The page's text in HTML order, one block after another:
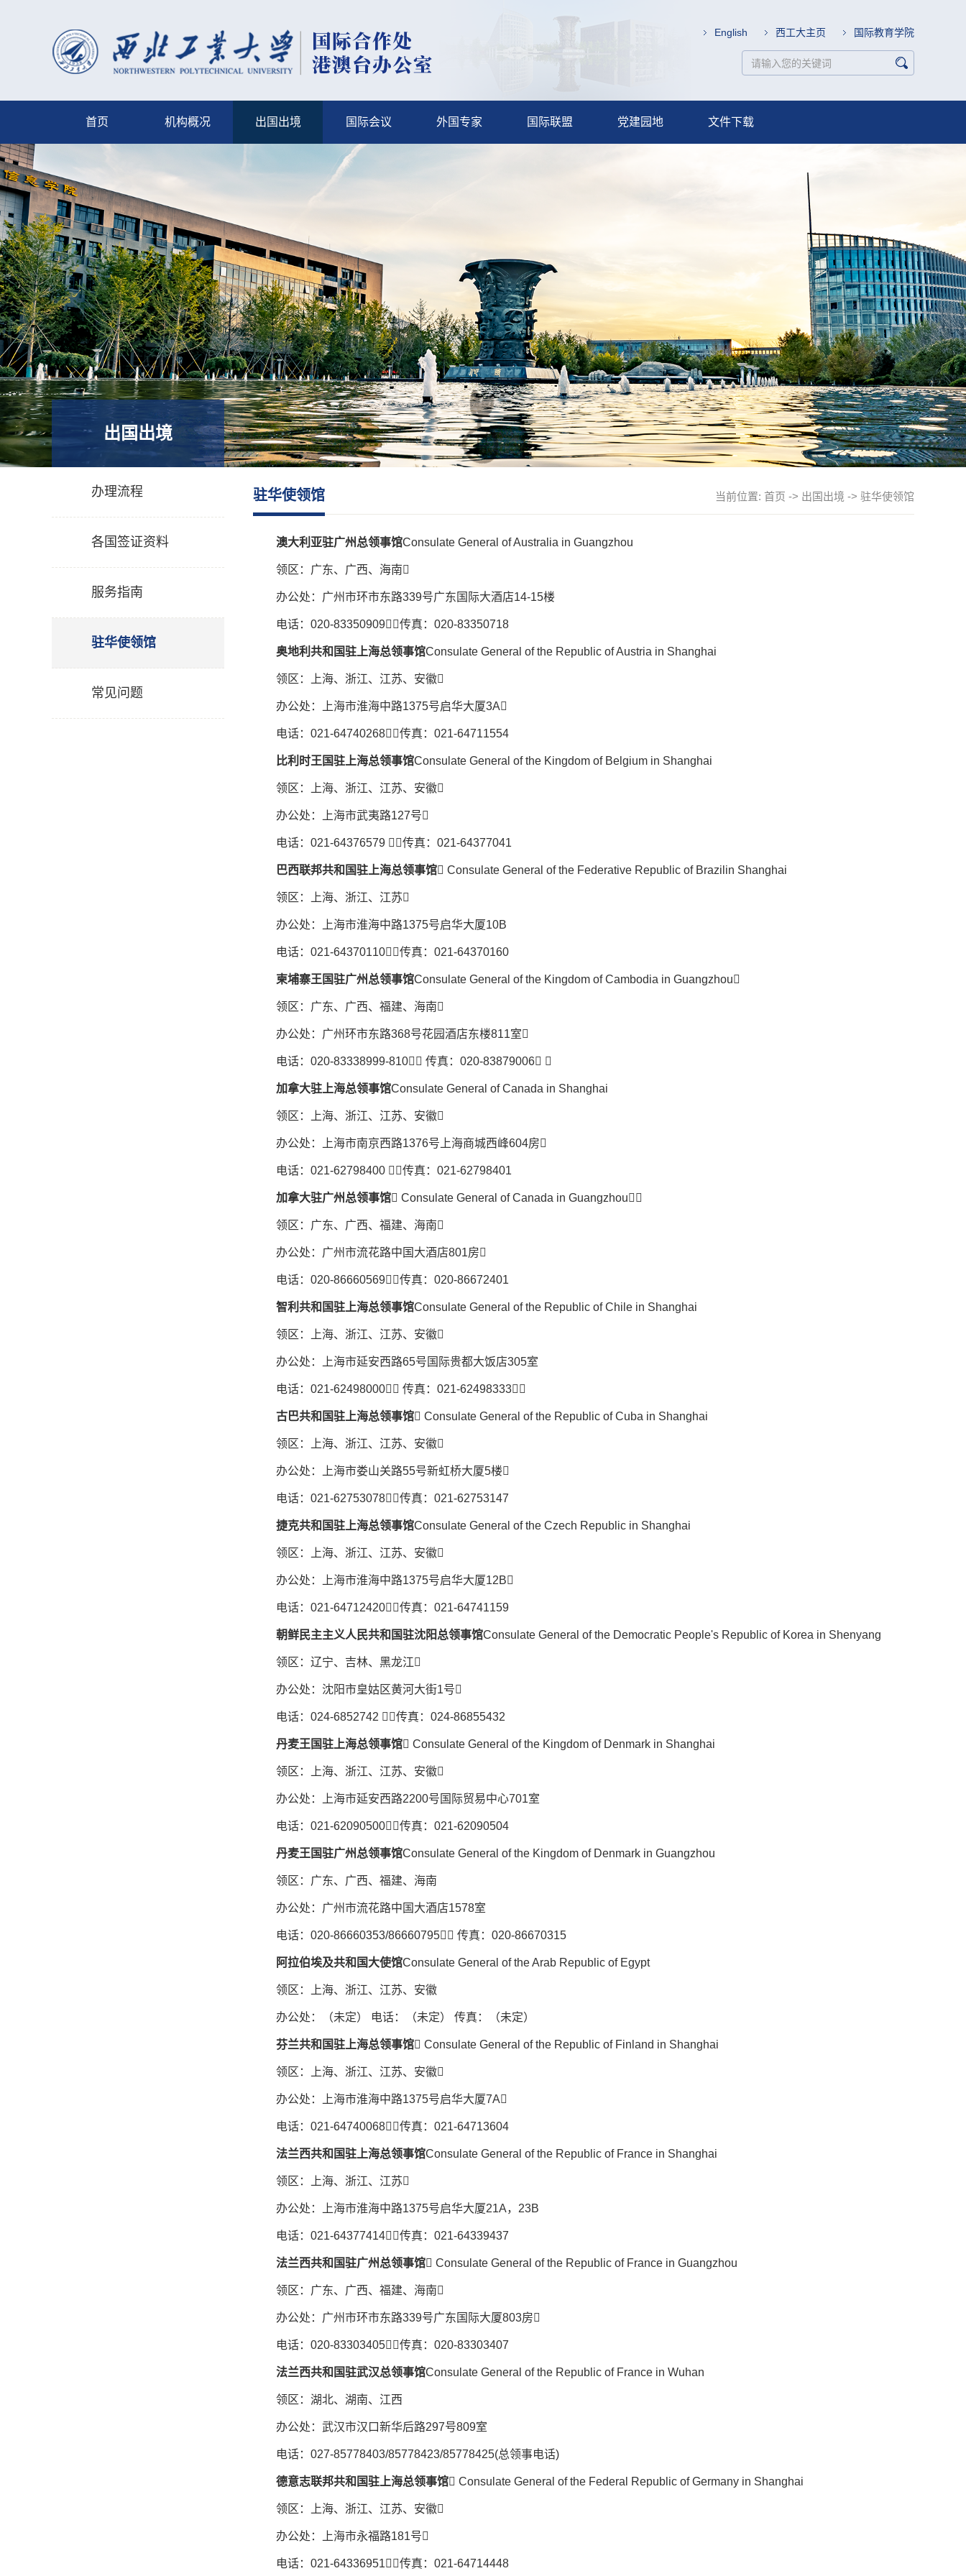
English 西工大主页 国际教育学院
首页 机构概况 出国出境 国际会议 外国专家 国际联盟 党建园地 文件下载
出国出境
办理流程
各国签证资料
服务指南
驻华使领馆
常见问题
驻华使领馆 当前位置: 首页 -> 出国出境 -> 驻华使领馆
澳大利亚驻广州总领事馆Consulate General of Australia in Guangzhou
领区：广东、广西、海南
办公处：广州市环市东路339号广东国际大酒店14-15楼
电话：020-83350909传真：020-83350718
奥地利共和国驻上海总领事馆Consulate General of the Republic of Austria in Shanghai
领区：上海、浙江、江苏、安徽
办公处：上海市淮海中路1375号启华大厦3A
电话：021-64740268传真：021-64711554
比利时王国驻上海总领事馆Consulate General of the Kingdom of Belgium in Shanghai
领区：上海、浙江、江苏、安徽
办公处：上海市武夷路127号
电话：021-64376579 传真：021-64377041
巴西联邦共和国驻上海总领事馆 Consulate General of the Federative Republic of Brazilin Shanghai
领区：上海、浙江、江苏
办公处：上海市淮海中路1375号启华大厦10B
电话：021-64370110传真：021-64370160
柬埔寨王国驻广州总领事馆Consulate General of the Kingdom of Cambodia in Guangzhou
领区：广东、广西、福建、海南
办公处：广州环市东路368号花园酒店东楼811室
电话：020-83338999-810 传真：020-83879006 
加拿大驻上海总领事馆Consulate General of Canada in Shanghai
领区：上海、浙江、江苏、安徽
办公处：上海市南京西路1376号上海商城西峰604房
电话：021-62798400 传真：021-62798401
加拿大驻广州总领事馆 Consulate General of Canada in Guangzhou
领区：广东、广西、福建、海南
办公处：广州市流花路中国大酒店801房
电话：020-86660569传真：020-86672401
智利共和国驻上海总领事馆Consulate General of the Republic of Chile in Shanghai
领区：上海、浙江、江苏、安徽
办公处：上海市延安西路65号国际贵都大饭店305室
电话：021-62498000 传真：021-62498333
古巴共和国驻上海总领事馆 Consulate General of the Republic of Cuba in Shanghai
领区：上海、浙江、江苏、安徽
办公处：上海市娄山关路55号新虹桥大厦5楼
电话：021-62753078传真：021-62753147
捷克共和国驻上海总领事馆Consulate General of the Czech Republic in Shanghai
领区：上海、浙江、江苏、安徽
办公处：上海市淮海中路1375号启华大厦12B
电话：021-64712420传真：021-64741159
朝鲜民主主义人民共和国驻沈阳总领事馆Consulate General of the Democratic People's Republic of Korea in Shenyang
领区：辽宁、吉林、黑龙江
办公处：沈阳市皇姑区黄河大街1号
电话：024-6852742 传真：024-86855432
丹麦王国驻上海总领事馆 Consulate General of the Kingdom of Denmark in Shanghai
领区：上海、浙江、江苏、安徽
办公处：上海市延安西路2200号国际贸易中心701室
电话：021-62090500传真：021-62090504
丹麦王国驻广州总领事馆Consulate General of the Kingdom of Denmark in Guangzhou
领区：广东、广西、福建、海南
办公处：广州市流花路中国大酒店1578室
电话：020-86660353/86660795 传真：020-86670315
阿拉伯埃及共和国大使馆Consulate General of the Arab Republic of Egypt
领区：上海、浙江、江苏、安徽
办公处：（未定） 电话：（未定） 传真：（未定）
芬兰共和国驻上海总领事馆 Consulate General of the Republic of Finland in Shanghai
领区：上海、浙江、江苏、安徽
办公处：上海市淮海中路1375号启华大厦7A
电话：021-64740068传真：021-64713604
法兰西共和国驻上海总领事馆Consulate General of the Republic of France in Shanghai
领区：上海、浙江、江苏
办公处：上海市淮海中路1375号启华大厦21A，23B
电话：021-64377414传真：021-64339437
法兰西共和国驻广州总领事馆 Consulate General of the Republic of France in Guangzhou
领区：广东、广西、福建、海南
办公处：广州市环市东路339号广东国际大厦803房
电话：020-83303405传真：020-83303407
法兰西共和国驻武汉总领事馆Consulate General of the Republic of France in Wuhan
领区：湖北、湖南、江西
办公处：武汉市汉口新华后路297号809室
电话：027-85778403/85778423/85778425(总领事电话)
德意志联邦共和国驻上海总领事馆 Consulate General of the Federal Republic of Germany in Shanghai
领区：上海、浙江、江苏、安徽
办公处：上海市永福路181号
电话：021-64336951传真：021-64714448